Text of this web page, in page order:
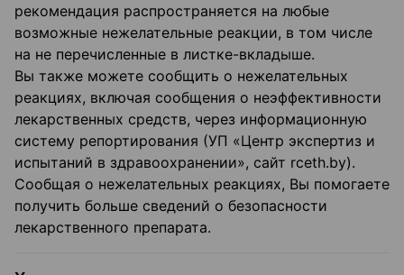
рекомендация распространяется на любые
возможные нежелательные реакции, в том числе
на не перечисленные в листке-вкладыше.
Вы также можете сообщить о нежелательных
реакциях, включая сообщения о неэффективности
лекарственных средств, через информационную
систему репортирования (УП «Центр экспертиз и
испытаний в здравоохранении», сайт rceth.by).
Сообщая о нежелательных реакциях, Вы помогаете
получить больше сведений о безопасности
лекарственного препарата.